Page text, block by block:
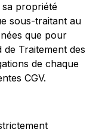
sa propriété
sous-traitant au
que pour
Traitement des
de chaque
CGV.